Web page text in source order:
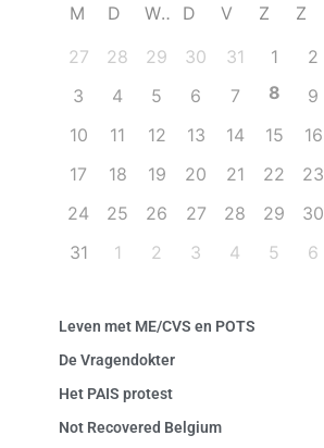
M D W D V Z
Z
27
28 29 30 31 1
2
3
4 5 6 7 8
9
10
11 12 13 14 15
16
17
18 19 20 21 22
23
24
25 26 27 28 29
30
31
1 2 3 4 5 6
Leven met ME/CVS en POTS
De Vragendokter
Het PAIS protest
Not Recovered Belgium